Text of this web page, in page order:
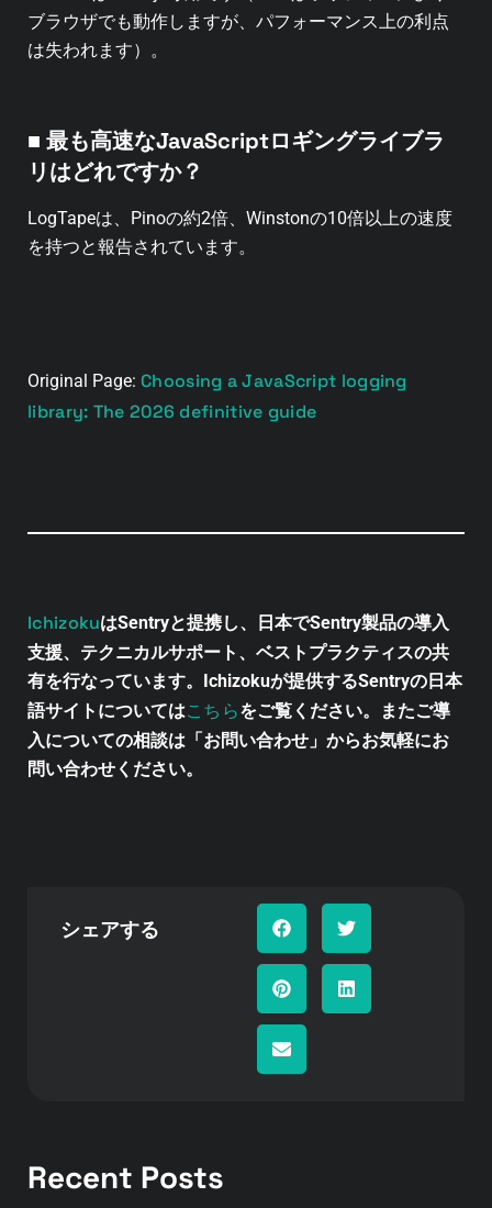
ブラウザでも動作しますが、パフォーマンス上の利点
は失われます）。
■ 最も高速なJavaScriptロギングライブラ
リはどれですか？
LogTapeは、Pinoの約2倍、Winstonの10倍以上の速度
を持つと報告されています。
Original Page: Choosing a JavaScript logging
library: The 2026 definitive guide
IchizokuはSentryと提携し、日本でSentry製品の導入
支援、テクニカルサポート、ベストプラクティスの共
有を行なっています。Ichizokuが提供するSentryの日本
語サイトについてはこちらをご覧ください。またご導
入についての相談は「お問い合わせ」からお気軽にお
問い合わせください。
シェアする
Recent Posts